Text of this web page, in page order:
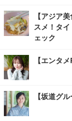
【アジア
スメ！タ
ェック
【エンタ
【坂道グ